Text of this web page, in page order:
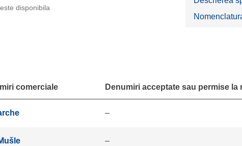
disponibila
comerciale Denumiri acceptate sau permise
–
–